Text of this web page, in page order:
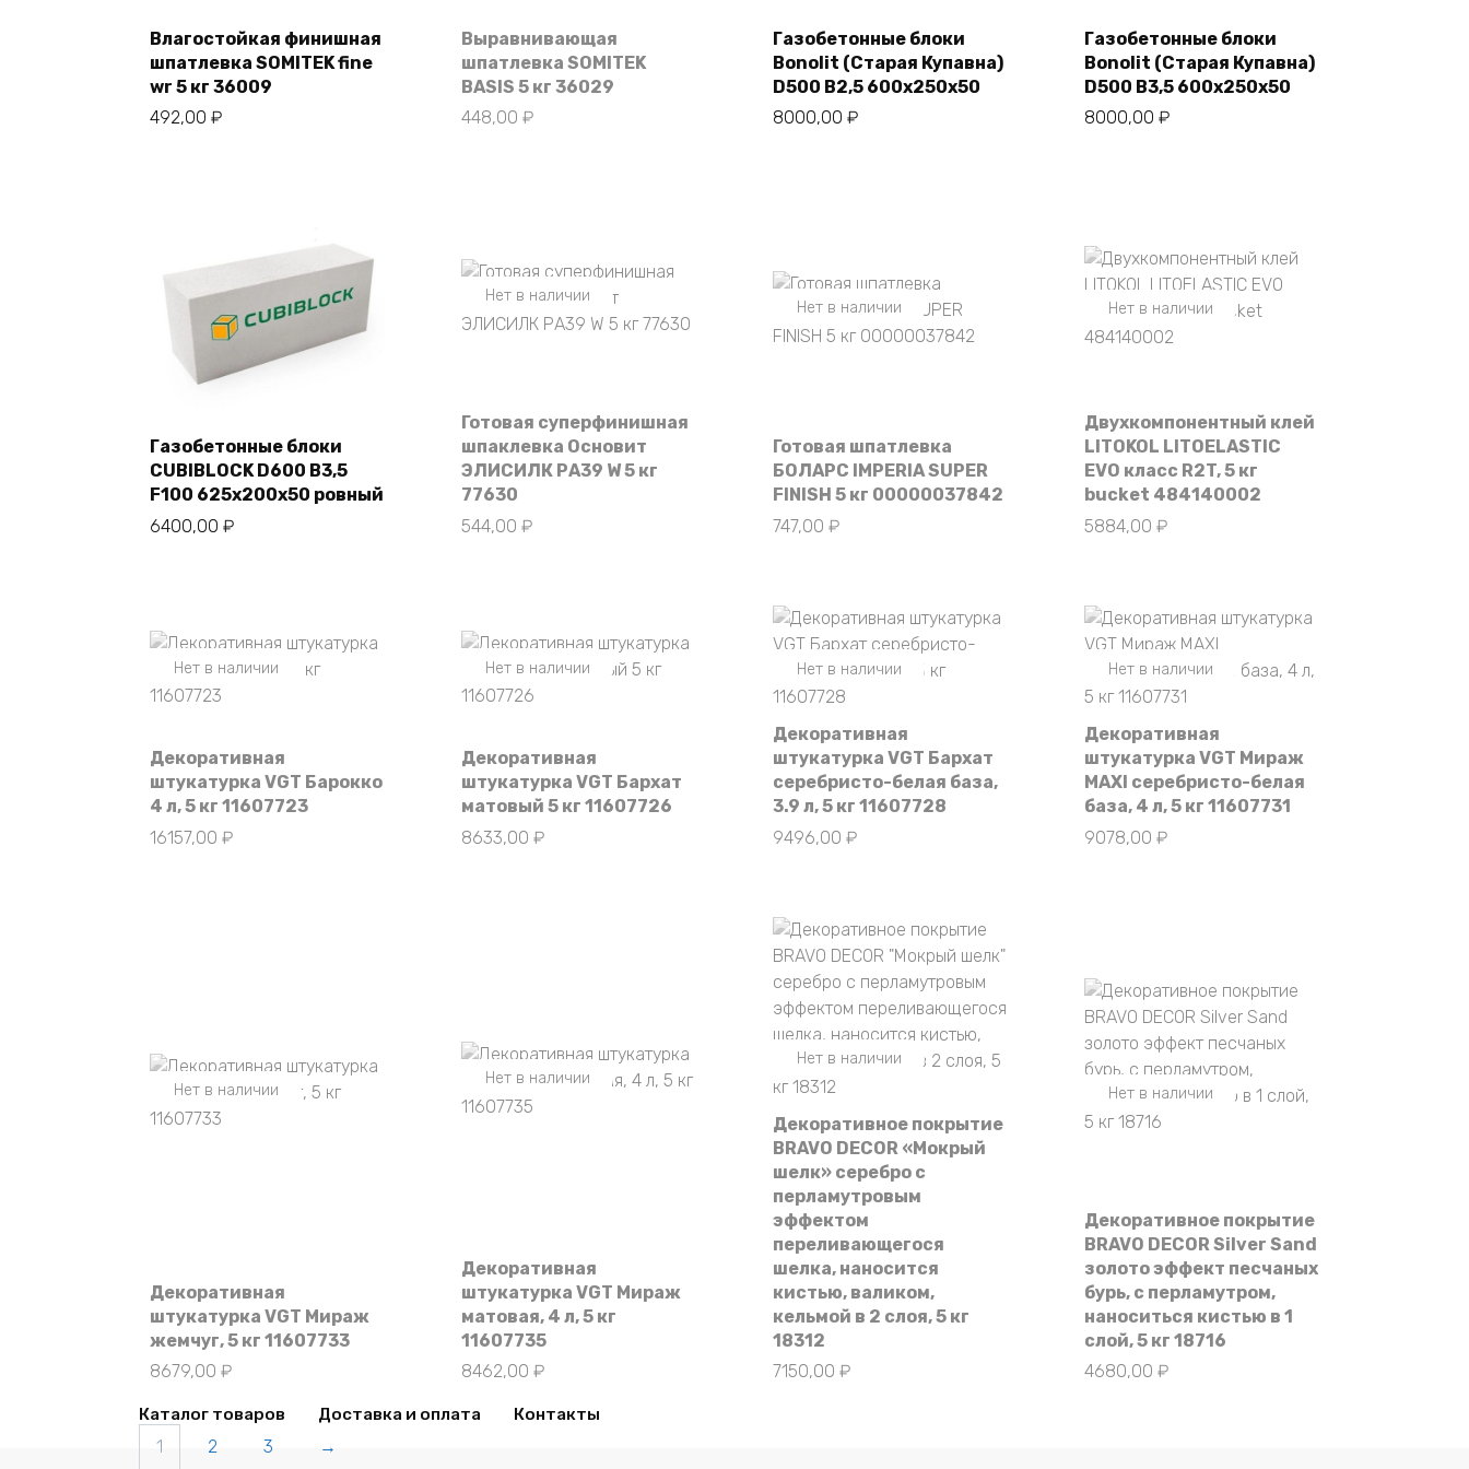
В корзину
Влагостойкая финишная
шпатлевка SOMITEK fine
wr 5 кг 36009
492,00 ₽
Выравнивающая
шпатлевка SOMITEK
BASIS 5 кг 36029
448,00 ₽
В корзину
Газобетонные блоки
Bonolit (Старая Купавна)
D500 В2,5 600х250х50
8000,00 ₽
В корзину
Газобетонные блоки
Bonolit (Старая Купавна)
D500 В3,5 600х250х50
8000,00 ₽
В корзину
Газобетонные блоки
CUBIBLOCK D600 B3,5
F100 625х200х50 ровный
6400,00 ₽
Нет в наличии
Готовая суперфинишная
шпаклевка Основит
ЭЛИСИЛК РА39 W 5 кг
77630
544,00 ₽
Нет в наличии
Готовая шпатлевка
БОЛАРС IMPERIA SUPER
FINISH 5 кг 00000037842
747,00 ₽
Нет в наличии
Двухкомпонентный клей
LITOKOL LITOELASTIC
EVO класс R2T, 5 кг
bucket 484140002
5884,00 ₽
Нет в наличии
Декоративная
штукатурка VGT Барокко
4 л, 5 кг 11607723
16157,00 ₽
Нет в наличии
Декоративная
штукатурка VGT Бархат
матовый 5 кг 11607726
8633,00 ₽
Нет в наличии
Декоративная
штукатурка VGT Бархат
серебристо-белая база,
3.9 л, 5 кг 11607728
9496,00 ₽
Нет в наличии
Декоративная
штукатурка VGT Мираж
MAXI серебристо-белая
база, 4 л, 5 кг 11607731
9078,00 ₽
Нет в наличии
Декоративная
штукатурка VGT Мираж
жемчуг, 5 кг 11607733
8679,00 ₽
Нет в наличии
Декоративная
штукатурка VGT Мираж
матовая, 4 л, 5 кг
11607735
8462,00 ₽
Нет в наличии
Декоративное покрытие
BRAVO DECOR «Мокрый
шелк» серебро с
перламутровым
эффектом
переливающегося
шелка, наносится
кистью, валиком,
кельмой в 2 слоя, 5 кг
18312
7150,00 ₽
Нет в наличии
Декоративное покрытие
BRAVO DECOR Silver Sand
золото эффект песчаных
бурь, с перламутром,
наноситься кистью в 1
слой, 5 кг 18716
4680,00 ₽
1 2 3 →
Каталог товаров Доставка и оплата Контакты